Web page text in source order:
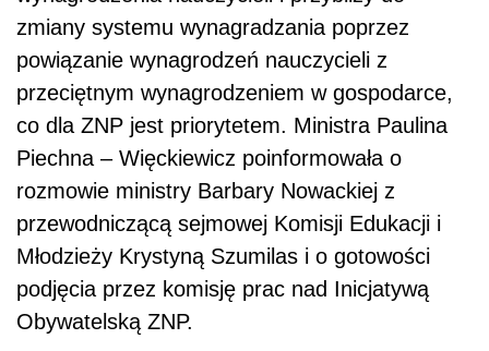
zmiany systemu wynagradzania poprzez
powiązanie wynagrodzeń nauczycieli z
przeciętnym wynagrodzeniem w gospodarce,
co dla ZNP jest priorytetem. Ministra Paulina
Piechna – Więckiewicz poinformowała o
rozmowie ministry Barbary Nowackiej z
przewodniczącą sejmowej Komisji Edukacji i
Młodzieży Krystyną Szumilas i o gotowości
podjęcia przez komisję prac nad Inicjatywą
Obywatelską ZNP.